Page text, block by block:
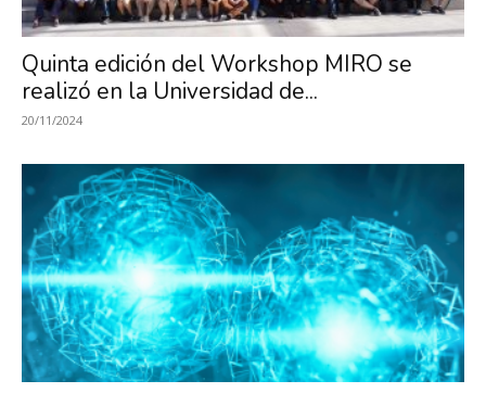
Quinta edición del Workshop MIRO se
realizó en la Universidad de...
20/11/2024